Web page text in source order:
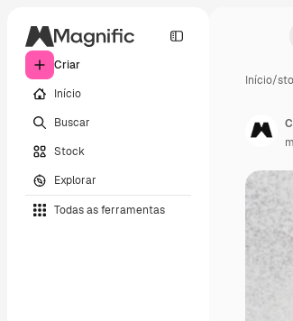
Criar
Início
Buscar
Stock
Explorar
Todas as ferramentas
Início/